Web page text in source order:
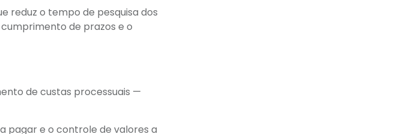
reduz o tempo de pesquisa dos
de prazos e o
de custas processuais —
pagar e o controle de valores a